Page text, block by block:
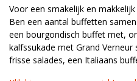
Voor een smakelijk en
Ben een aantal buffetten
een bourgondisch buffet met,
kalfssukade met Grand
frisse salades, een Italiaans